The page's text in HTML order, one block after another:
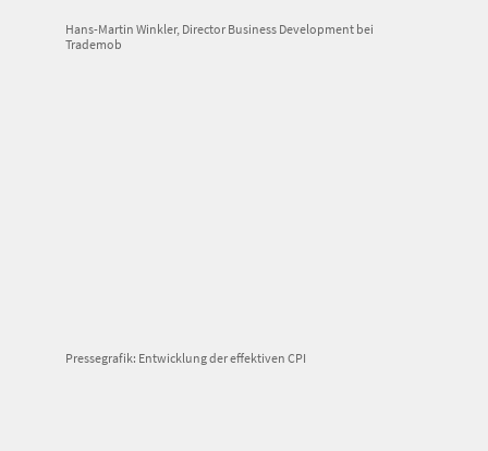
Hans-Martin Winkler, Director Business Development bei
Trademob
Pressegrafik: Entwicklung der effektiven CPI